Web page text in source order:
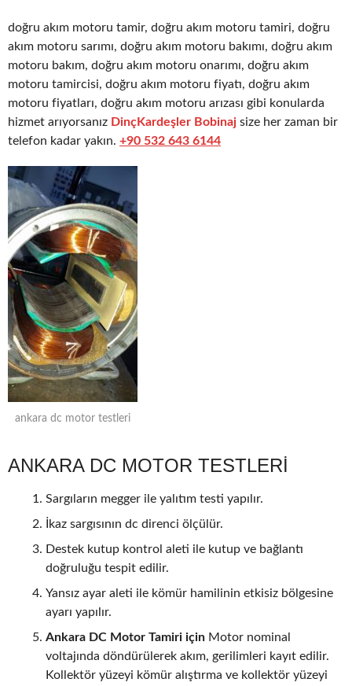
doğru akım motoru tamir, doğru akım motoru tamiri, doğru
akım motoru sarımı, doğru akım motoru bakımı, doğru akım
motoru bakım, doğru akım motoru onarımı, doğru akım
motoru tamircisi, doğru akım motoru fiyatı, doğru akım
motoru fiyatları, doğru akım motoru arızası gibi konularda
hizmet arıyorsanız DinçKardeşler Bobinaj size her zaman bir
telefon kadar yakın. +90 532 643 6144
ankara dc motor testleri
ANKARA DC MOTOR TESTLERİ
Sargıların megger ile yalıtım testi yapılır.
İkaz sargısının dc direnci ölçülür.
Destek kutup kontrol aleti ile kutup ve bağlantı
doğruluğu tespit edilir.
Yansız ayar aleti ile kömür hamilinin etkisiz bölgesine
ayarı yapılır.
Ankara DC Motor Tamiri için Motor nominal
voltajında döndürülerek akım, gerilimleri kayıt edilir.
Kollektör yüzeyi kömür alıştırma ve kollektör yüzeyi